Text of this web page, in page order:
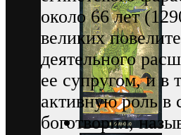
около 66 лет
великих
деятельного
ее супругом, и в
активную роль в
боготворил,